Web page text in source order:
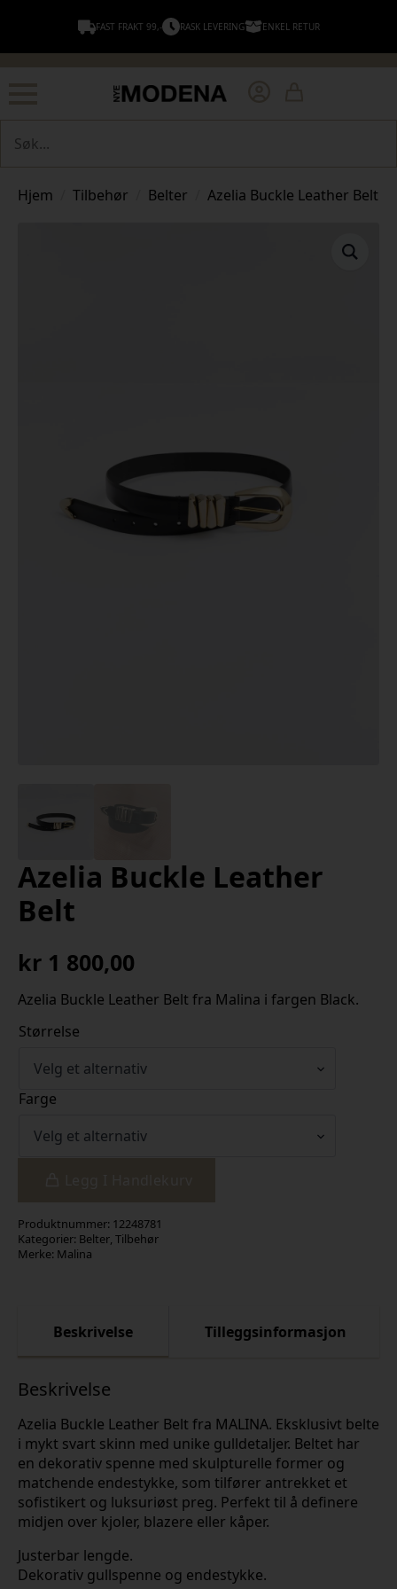
FAST FRAKT 99,- RASK LEVERING ENKEL RETUR
Hjem Tilbehør Belter Azelia Buckle Leather Belt
Azelia Buckle Leather
Belt
kr 1 800,00
Azelia Buckle Leather Belt fra Malina i fargen Black.
Størrelse
Farge
Produktnummer: 12248781
Kategorier: Belter, Tilbehør
Merke: Malina
Beskrivelse Tilleggsinformasjon
Beskrivelse
Azelia Buckle Leather Belt fra MALINA. Eksklusivt belte
i mykt svart skinn med unike gulldetaljer. Beltet har
en dekorativ spenne med skulpturelle former og
matchende endestykke, som tilfører antrekket et
sofistikert og luksuriøst preg. Perfekt til å definere
midjen over kjoler, blazere eller kåper.
Justerbar lengde.
Dekorativ gullspenne og endestykke.